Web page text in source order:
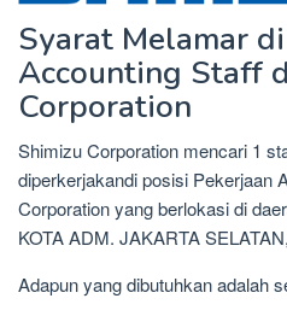
Syarat Melamar
Accounting Staff
Corporation
Shimizu Corporation mencari 1
diperkerjakandi posisi Pekerjaan
Corporation yang berlokasi di
KOTA ADM. JAKARTA
Adapun yang dibutuhkan adalah